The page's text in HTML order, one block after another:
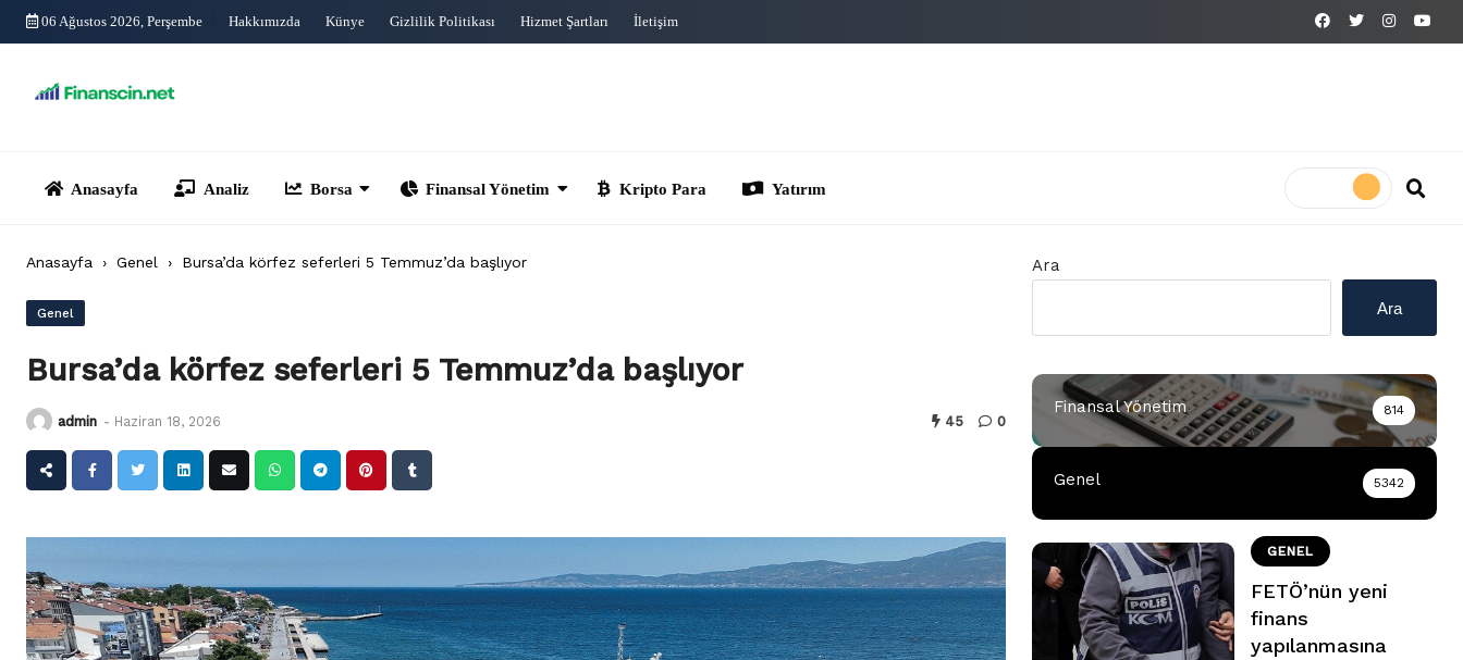
Skip
06 Ağustos 2026, Perşembe Hakkımızda Künye Gizlilik Politikası Hizmet Şartları İletişim
Anasayfa › Genel › Bursa’da körfez seferleri 5 Temmuz’da başlıyor
Genel
Bursa’da körfez seferleri 5 Temmuz’da başlıyor
admin - Haziran 18, 2026 45 0
Ara
Ara
Finansal Yönetim 814
Genel 5342
GENEL
FETÖ’nün yeni
finans
yapılanmasına